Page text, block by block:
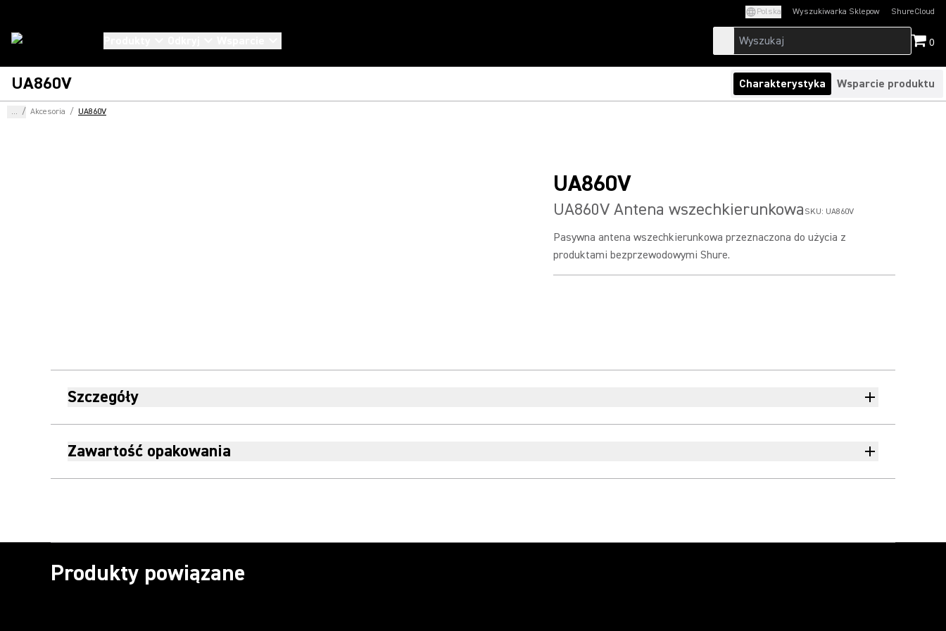
Polska Wyszukiwarka Sklepow ShureCloud
(Opens in a new
0
UA860V Charakterystyka Wsparcie produktu
... / Akcesoria / UA860V
UA860V
UA860V Antena wszechkierunkowa SKU: UA860V
Pasywna antena wszechkierunkowa przeznaczona do użycia z
produktami bezprzewodowymi Shure.
Szczegóły
Zawartość opakowania
Produkty powiązane